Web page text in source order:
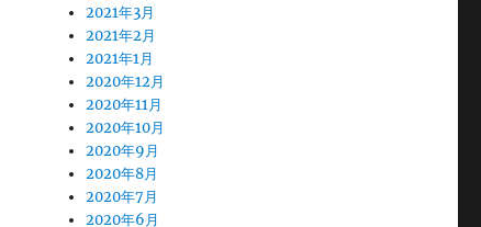
2021年3月
2021年2月
2021年1月
2020年12月
2020年11月
2020年10月
2020年9月
2020年8月
2020年7月
2020年6月